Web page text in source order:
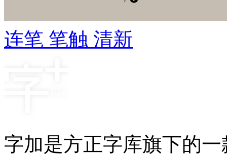
连笔 笔触 清新
字加是方正字库旗下的